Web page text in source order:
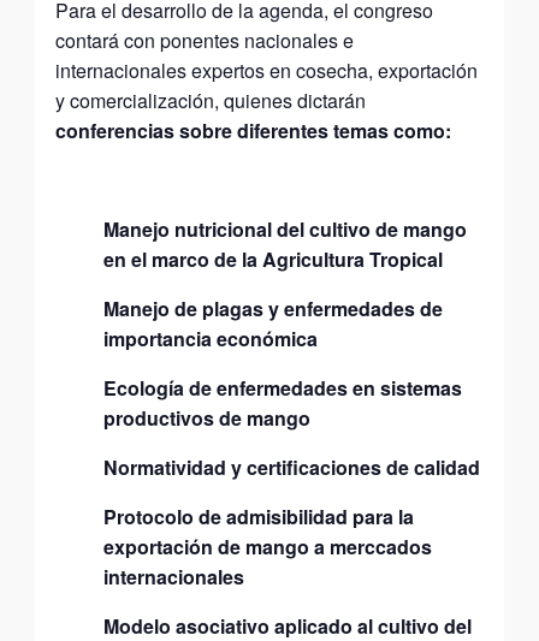
Para el desarrollo de la agenda, el congreso
contará con ponentes nacionales e
internacionales expertos en cosecha, exportación
y comercialización, quienes dictarán
conferencias sobre diferentes temas como:
Manejo nutricional del cultivo de mango
en el marco de la Agricultura Tropical
Manejo de plagas y enfermedades de
importancia económica
Ecología de enfermedades en sistemas
productivos de mango
Normatividad y certificaciones de calidad
Protocolo de admisibilidad para la
exportación de mango a merccados
internacionales
Modelo asociativo aplicado al cultivo del